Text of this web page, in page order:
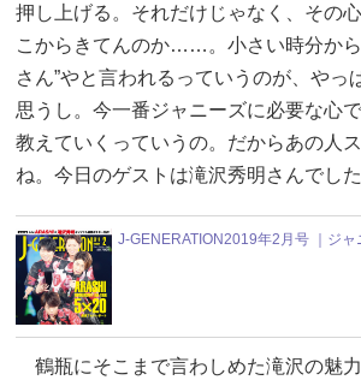
押し上げる。それだけじゃなく、その
こからきてんのか……。小さい時分から
さん”やと言われるっていうのが、やっ
思うし。今一番ジャニーズに必要な心
教えていくっていうの。だからあの人
ね。今日のゲストは滝沢秀明さんでした
J-GENERATION2019年2月号 ｜ジ
鶴瓶にそこまで言わしめた滝沢の